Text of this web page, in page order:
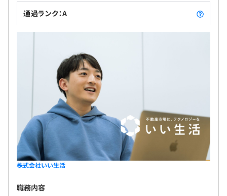
通過ランク：A
株式会社いい生活
職務内容